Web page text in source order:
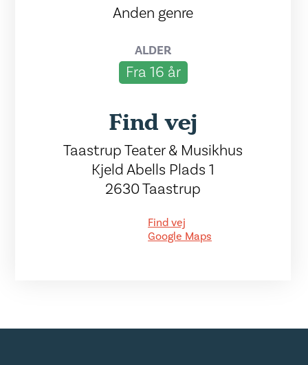
Anden genre
ALDER
Fra 16 år
Find vej
Taastrup Teater & Musikhus
Kjeld Abells Plads 1
2630 Taastrup
Find vej
Google Maps